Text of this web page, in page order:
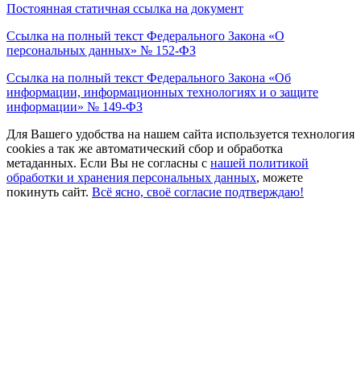
Постоянная статичная ссылка на документ
Ссылка на полный текст Федерального Закона «О
персональных данных» № 152-ФЗ
Ссылка на полный текст Федерального Закона «Об
информации, информационных технологиях и о защите
информации» № 149-ФЗ
Для Вашего удобства на нашем сайта используется технология
cookies а так же автоматический сбор и обработка
метаданных. Если Вы не согласны c нашей политикой
обработки и хранения персональных данных, можете
покинуть сайт. Всё ясно, своё согласие подтверждаю!